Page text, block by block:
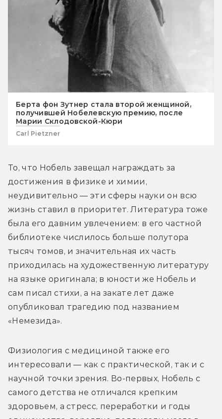
Берта фон Зутнер стала второй женщиной,
получившей Нобелевскую премию, после
Марии Склодовской-Кюри
Carl Pietzner
То, что Нобель завещал награждать за
достижения в физике и химии,
неудивительно — эти сферы науки он всю
жизнь ставил в приоритет. Литература тоже
была его давним увлечением: в его частной
библиотеке числилось больше полутора
тысяч томов, и значительная их часть
приходилась на художественную литературу
на языке оригинала; в юности же Нобель и
сам писал стихи, а на закате лет даже
опубликовал трагедию под названием
«Немезида».
Физиология с медициной также его
интересовали — как с практической, так и с
научной точки зрения. Во-первых, Нобель с
самого детства не отличался крепким
здоровьем, а стресс, переработки и годы